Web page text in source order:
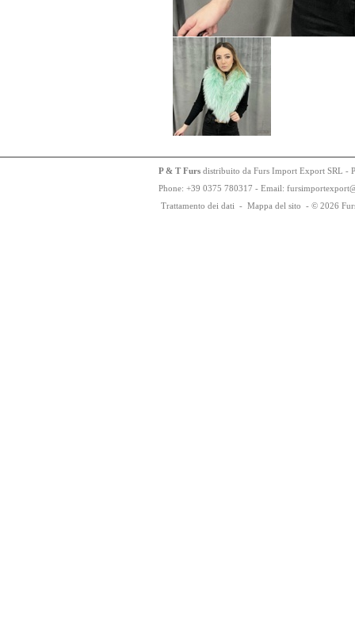
P & T Furs distribuito da Furs Import Export SRL -
Phone: +39 0375 780317 - Email: fursimportexport
Trattamento dei dati - Mappa del sito - © 2026